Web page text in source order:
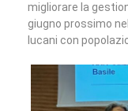
migliorare la
giugno prossimo
lucani con